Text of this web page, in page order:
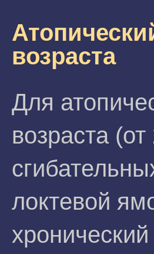
возраста
Для
возраста
локтевой